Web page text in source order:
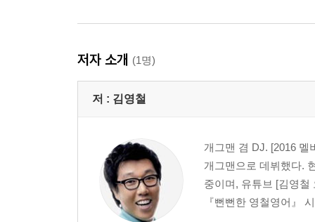
저자 소개 (1명)
저 : 김영철
개그맨 겸 DJ. [2016 멜
개그맨으로 데뷔했다.
중이며, 유튜브 [김영철
『뻔뻔한 영철영어』